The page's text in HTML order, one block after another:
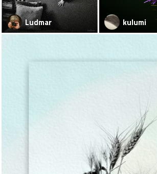
Ludmar kulumi